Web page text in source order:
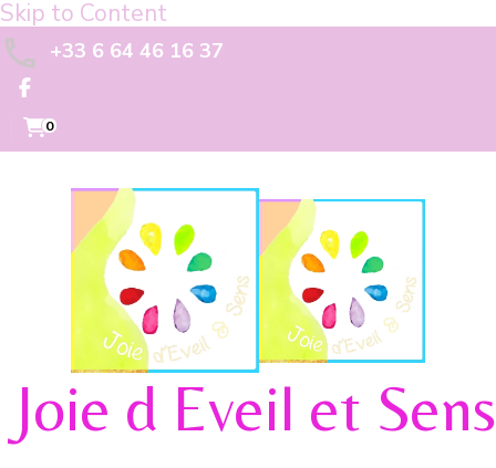
Skip to Content
+33 6 64 46 16 37
0
Joie d Eveil et Sens